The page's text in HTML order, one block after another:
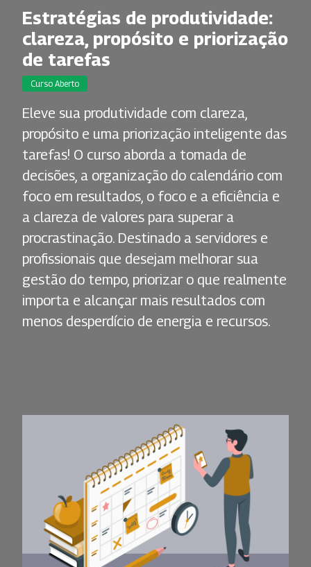
Estratégias de produtividade:
clareza, propósito e priorização
de tarefas
Curso Aberto
Eleve sua produtividade com clareza,
propósito e uma priorização inteligente das
tarefas! O curso aborda a tomada de
decisões, a organização do calendário com
foco em resultados, o foco e a eficiência e
a clareza de valores para superar a
procrastinação. Destinado a servidores e
profissionais que desejam melhorar sua
gestão do tempo, priorizar o que realmente
importa e alcançar mais resultados com
menos desperdício de energia e recursos.